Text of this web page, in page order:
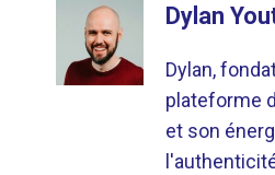
Dylan
Dylan,
plateforme
et son